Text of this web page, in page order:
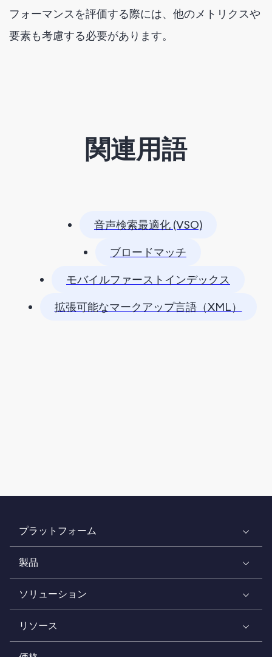
フォーマンスを評価する際には、他のメトリクスや
要素も考慮する必要があります。
関連用語
音声検索最適化 (VSO)
ブロードマッチ
モバイルファーストインデックス
拡張可能なマークアップ言語（XML）
プラットフォーム
製品
ソリューション
リソース